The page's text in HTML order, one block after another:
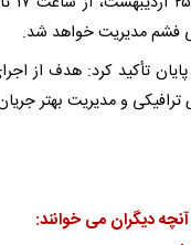
فشم مدیریت خواهد شد.
تأکید کرد: هدف از
ترافیکی و مدیریت بهتر
آنچه دیگران می خوانند: